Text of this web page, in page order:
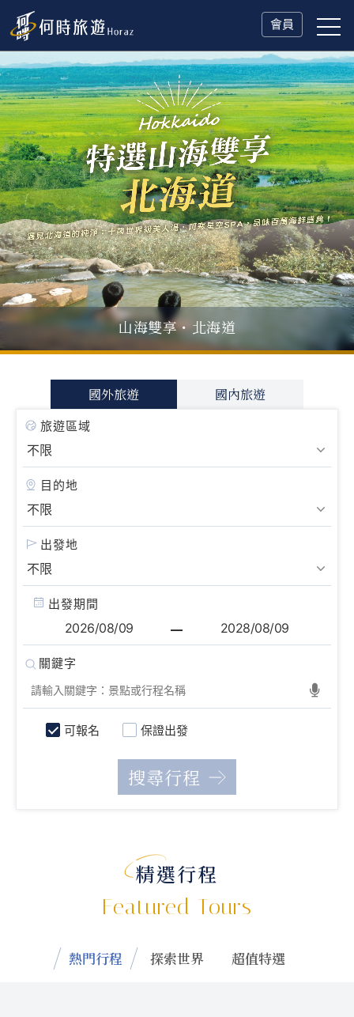
會員
父親節．限時特別企劃
一人旅行Solo Travel山海雙享・北海道
國外旅遊 國內旅遊
旅遊區域
目的地
出發地
出發期間
可報名 保證出發
精選行程
Featured Tours
熱門行程 探索世界 超值特選